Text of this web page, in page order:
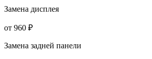
Замена дисплея
от 960 ₽
Замена задней панели